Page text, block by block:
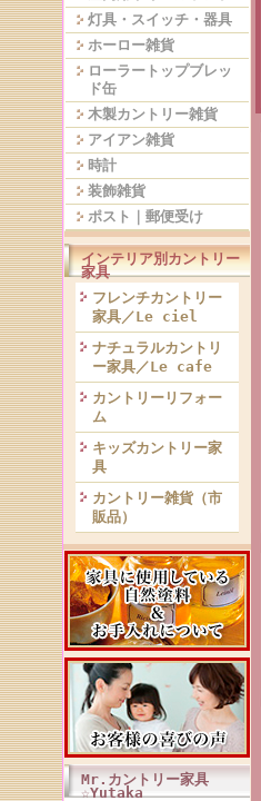
灯具・スイッチ・器具
ホーロー雑貨
ローラートップブレッ
ド缶
木製カントリー雑貨
アイアン雑貨
時計
装飾雑貨
ポスト｜郵便受け
インテリア別カントリー
家具
フレンチカントリー
家具／Le ciel
ナチュラルカントリ
ー家具／Le cafe
カントリーリフォー
ム
キッズカントリー家
具
カントリー雑貨（市
販品）
Mr.カントリー家具
☆Yutaka